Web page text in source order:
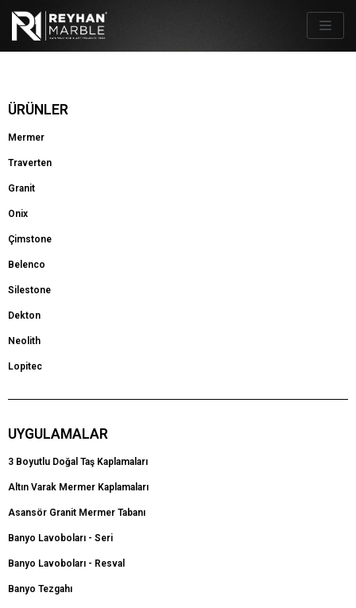
İçeriğe
geç
ÜRÜNLER
Mermer
Traverten
Granit
Onix
Çimstone
Belenco
Silestone
Dekton
Neolith
Lopitec
UYGULAMALAR
3 Boyutlu Doğal Taş Kaplamaları
Altın Varak Mermer Kaplamaları
Asansör Granit Mermer Tabanı
Banyo Lavoboları - Seri
Banyo Lavoboları - Resval
Banyo Tezgahı